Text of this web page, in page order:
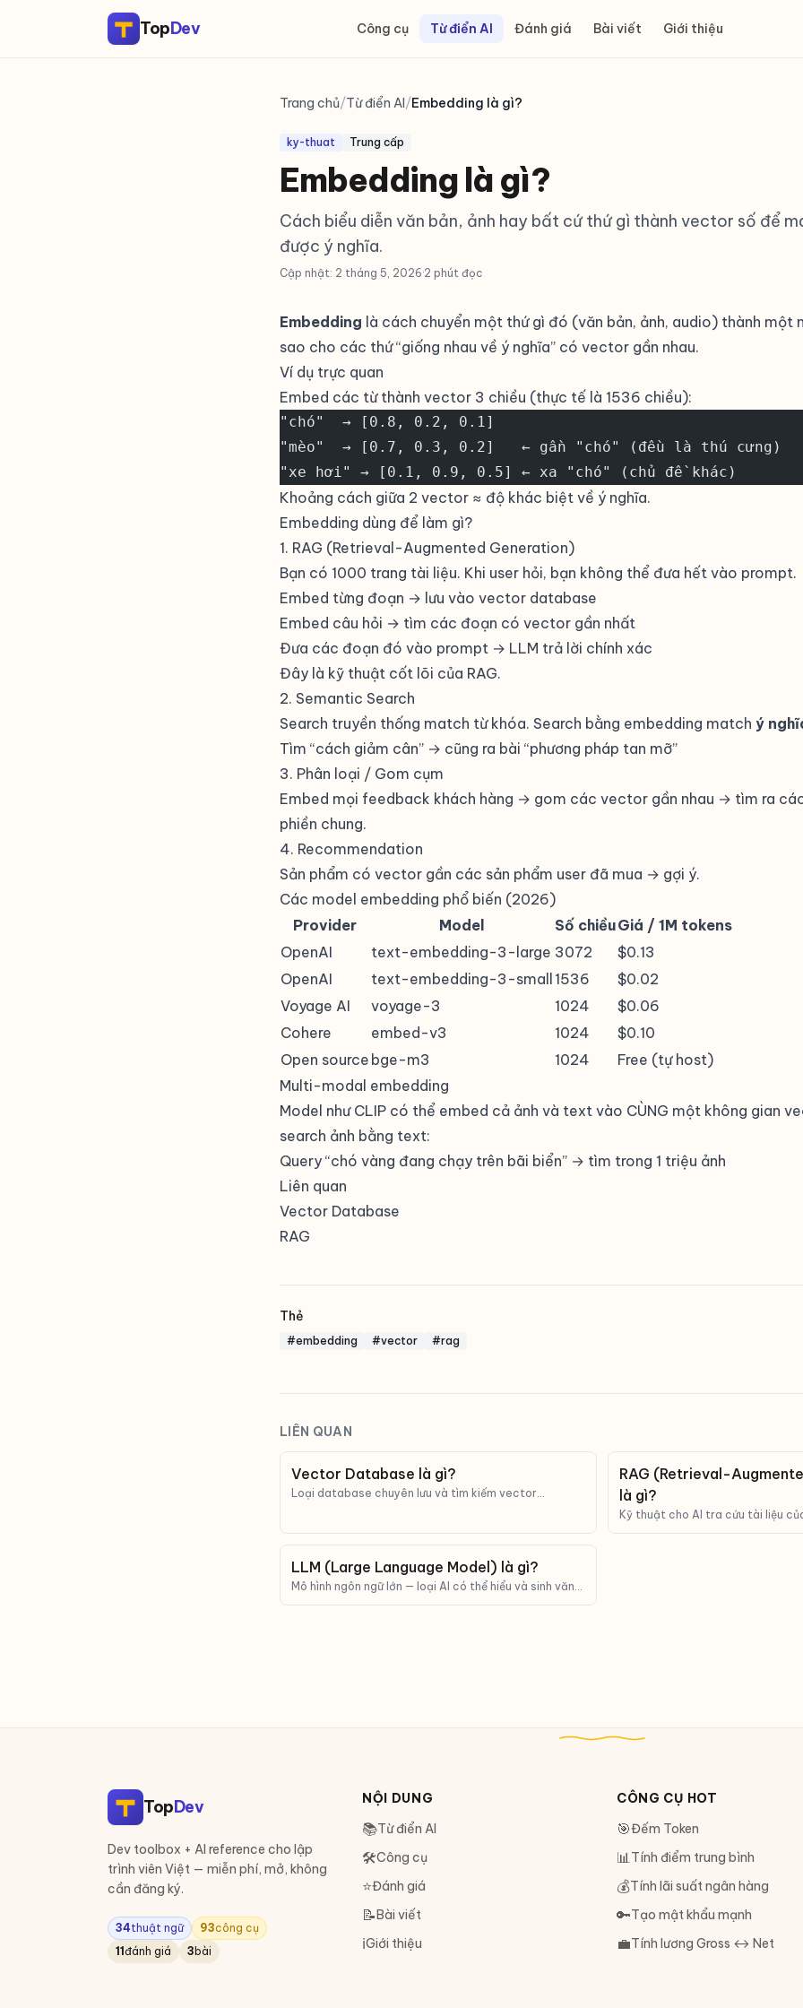
TopDev Công cụ Từ điển AI Đánh giá Bài viết Giới thiệu
Trang chủ/Từ điển AI/Embedding là gì?
ky-thuat Trung cấp
Embedding là gì?
Cách biểu diễn văn bản, ảnh hay bất cứ thứ gì thành vector số để
được ý nghĩa.
Cập nhật: 2 tháng 5, 2026·2 phút đọc
Embedding là cách chuyển một thứ gì đó (văn bản, ảnh, audio) thành
sao cho các thứ “giống nhau về ý nghĩa” có vector gần nhau.
Ví dụ trực quan
Embed các từ thành vector 3 chiều (thực tế là 1536 chiều):
"chó"  → [0.8, 0.2, 0.1]
"mèo"  → [0.7, 0.3, 0.2]   ← gần "chó" (đều là thú cưng)
"xe hơi" → [0.1, 0.9, 0.5] ← xa "chó" (chủ đề khác)
Khoảng cách giữa 2 vector ≈ độ khác biệt về ý nghĩa.
Embedding dùng để làm gì?
1. RAG (Retrieval-Augmented Generation)
Bạn có 1000 trang tài liệu. Khi user hỏi, bạn không thể đưa hết vào prompt.
Embed từng đoạn → lưu vào vector database
Embed câu hỏi → tìm các đoạn có vector gần nhất
Đưa các đoạn đó vào prompt → LLM trả lời chính xác
Đây là kỹ thuật cốt lõi của RAG.
2. Semantic Search
Search truyền thống match từ khóa. Search bằng embedding match ý
Tìm “cách giảm cân” → cũng ra bài “phương pháp tan mỡ”
3. Phân loại / Gom cụm
Embed mọi feedback khách hàng → gom các vector gần nhau → tìm ra
phiền chung.
4. Recommendation
Sản phẩm có vector gần các sản phẩm user đã mua → gợi ý.
Các model embedding phổ biến (2026)
Provider
Model Số chiềuGiá / 1M tokens
OpenAI
text-embedding-3-large 3072
$0.13
OpenAI
text-embedding-3-small 1536
$0.02
Voyage AI
voyage-3 1024
$0.06
Cohere
embed-v3 1024
$0.10
Open source bge-m3 1024
Free (tự host)
Multi-modal embedding
Model như CLIP có thể embed cả ảnh và text vào CÙNG một không gian
search ảnh bằng text:
Query “chó vàng đang chạy trên bãi biển” → tìm trong 1 triệu ảnh
Liên quan
Vector Database
RAG
Thẻ
#embedding #vector #rag
LIÊN QUAN
Vector Database là gì?
Loại database chuyên lưu và tìm kiếm vector
RAG (Retrieval-
là gì?
Kỹ thuật cho AI tra cứu tài liệu
LLM (Large Language Model) là gì?
Mô hình ngôn ngữ lớn — loại AI có thể hiểu và sinh văn
TopDev
Dev toolbox + AI reference cho lập
trình viên Việt — miễn phí, mở, không
cần đăng ký.
34thuật ngữ 93công cụ
11đánh giá 3 bài
NỘI DUNG
📚Từ điển AI
🛠Công cụ
⭐Đánh giá
📝Bài viết
ℹ️Giới thiệu
CÔNG CỤ HOT
🎯Đếm Token
📊Tính điểm trung bình
💰Tính lãi suất ngân hàng
🔑Tạo mật khẩu mạnh
💼Tính lương Gross ↔ Net